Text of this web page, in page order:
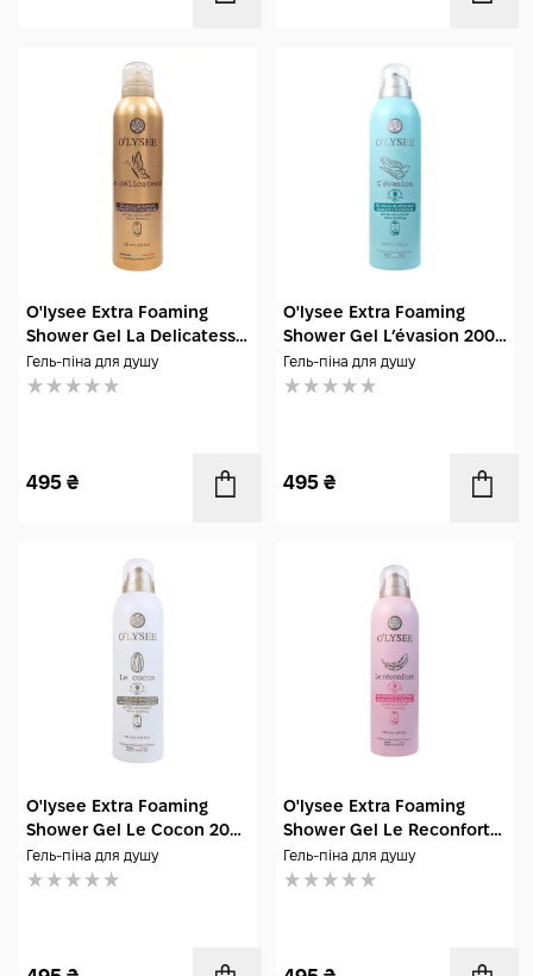
O'lysee Extra Foaming
Shower Gel La Delicatesse
200 мл
Гель-піна для душу
495 ₴
O'lysee Extra Foaming
Shower Gel L’évasion 200
мл
Гель-піна для душу
495 ₴
O'lysee Extra Foaming
Shower Gel Le Cocon 200
мл
Гель-піна для душу
O'lysee Extra Foaming
Shower Gel Le Reconfort
200 мл
Гель-піна для душу